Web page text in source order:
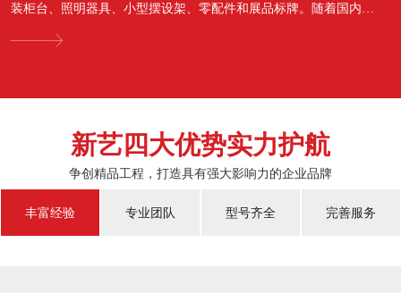
装柜台、照明器具、小型摆设架、零配件和展品标牌。随着国内经
新艺四大优势实力护航
争创精品工程，打造具有强大影响力的企业品牌
丰富经验 专业团队 型号齐全 完善服务